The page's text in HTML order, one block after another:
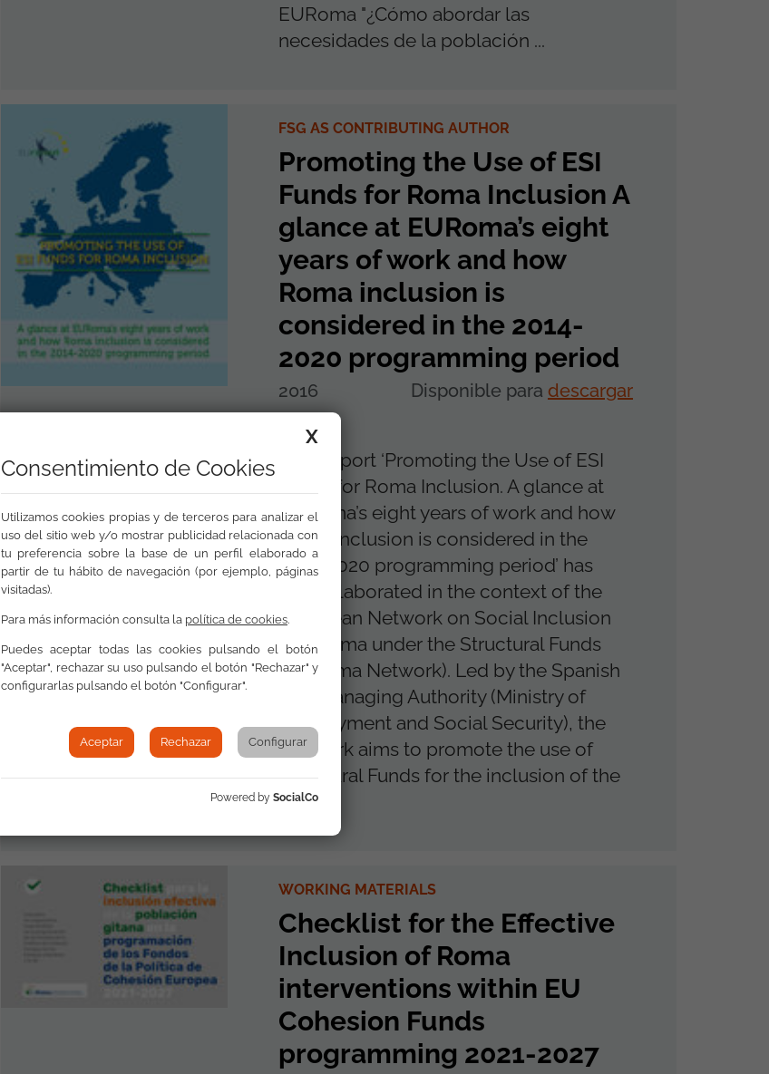
EURoma "¿Cómo abordar las
necesidades de la población ...
FSG AS CONTRIBUTING AUTHOR
Promoting the Use of ESI
Funds for Roma Inclusion A
glance at EURoma’s eight
years of work and how
Roma inclusion is
considered in the 2014-
2020 programming period
2016 Disponible para descargar
The Report ‘Promoting the Use of ESI
Funds for Roma Inclusion. A glance at
EURoma’s eight years of work and how
Roma inclusion is considered in the
2014-2020 programming period’ has
been elaborated in the context of the
European Network on Social Inclusion
and Roma under the Structural Funds
(EURoma Network). Led by the Spanish
ESF Managing Authority (Ministry of
Employment and Social Security), the
Network aims to promote the use of
Structural Funds for the inclusion of the
...
WORKING MATERIALS
Checklist for the Effective
Inclusion of Roma
interventions within EU
Cohesion Funds
programming 2021-2027
X
Consentimiento de Cookies
Utilizamos cookies propias y de terceros para analizar el
uso del sitio web y/o mostrar publicidad relacionada con
tu preferencia sobre la base de un perfil elaborado a
partir de tu hábito de navegación (por ejemplo, páginas
visitadas).
Para más información consulta la política de cookies.
Puedes aceptar todas las cookies pulsando el botón
"Aceptar", rechazar su uso pulsando el botón "Rechazar" y
configurarlas pulsando el botón "Configurar".
Aceptar Rechazar Configurar
Powered by SocialCo